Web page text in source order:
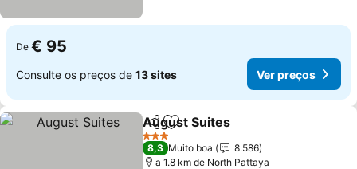
De € 95
Consulte os preços de 13 sites Ver preços
PartilharAdicionar aos favoritos
August Suites
3 Estrelas
8,3 Muito boa
8.586
a 1.8 km de North Pattaya